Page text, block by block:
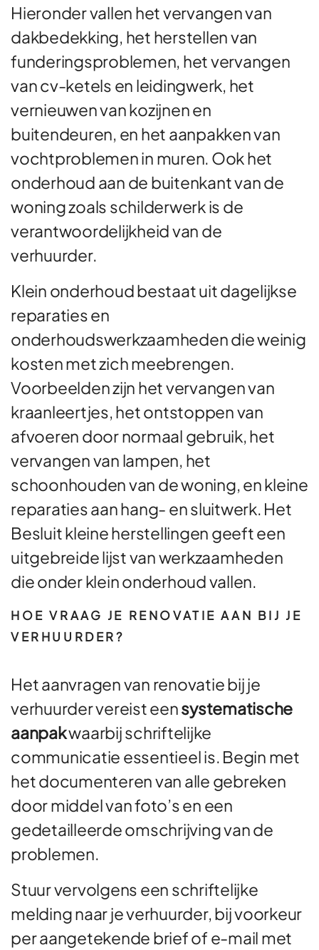
Hieronder vallen het vervangen van
dakbedekking, het herstellen van
funderingsproblemen, het vervangen
van cv-ketels en leidingwerk, het
vernieuwen van kozijnen en
buitendeuren, en het aanpakken van
vochtproblemen in muren. Ook het
onderhoud aan de buitenkant van de
woning zoals schilderwerk is de
verantwoordelijkheid van de
verhuurder.
Klein onderhoud bestaat uit dagelijkse
reparaties en
onderhoudswerkzaamheden die weinig
kosten met zich meebrengen.
Voorbeelden zijn het vervangen van
kraanleertjes, het ontstoppen van
afvoeren door normaal gebruik, het
vervangen van lampen, het
schoonhouden van de woning, en kleine
reparaties aan hang- en sluitwerk. Het
Besluit kleine herstellingen geeft een
uitgebreide lijst van werkzaamheden
die onder klein onderhoud vallen.
HOE VRAAG JE RENOVATIE AAN BIJ JE
VERHUURDER?
Het aanvragen van renovatie bij je
verhuurder vereist eensystematische
aanpakwaarbij schriftelijke
communicatie essentieel is. Begin met
het documenteren van alle gebreken
door middel van foto’s en een
gedetailleerde omschrijving van de
problemen.
Stuur vervolgens een schriftelijke
melding naar je verhuurder, bij voorkeur
per aangetekende brief of e-mail met